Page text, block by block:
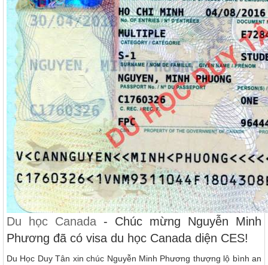
Du học Canada - Chúc mừng Nguyễn Minh
Phương đã có visa du học Canada diện CES!
Du Học Duy Tân xin chúc Nguyễn Minh Phương thượng lộ bình an